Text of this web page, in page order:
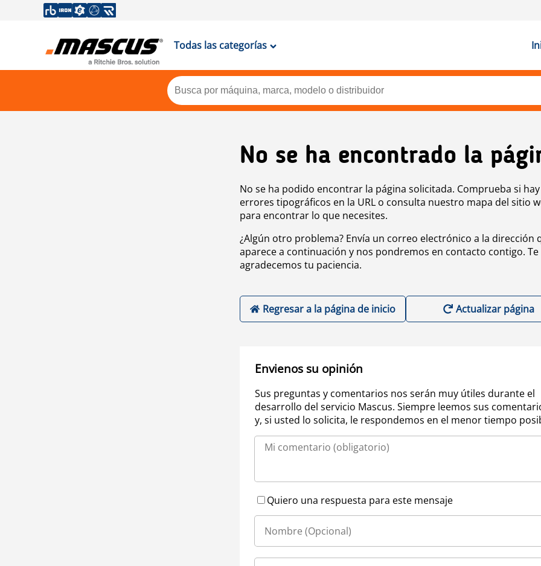
Todas las categorías
No se ha encontrado la
No se ha podido encontrar la página solicitada. Comprueba si hay
errores tipográficos en la URL o consulta nuestro mapa del sitio
para encontrar lo que necesites.
¿Algún otro problema? Envía un correo electrónico a la dirección
aparece a continuación y nos pondremos en contacto contigo. Te
agradecemos tu paciencia.
Regresar a la página de inicio Actualizar página
Envienos su opinión
Sus preguntas y comentarios nos serán muy útiles durante el
desarrollo del servicio Mascus. Siempre leemos sus
y, si usted lo solicita, le respondemos en el menor tiempo
Quiero una respuesta para este mensaje